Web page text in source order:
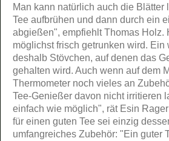
Man kann natürlich auch die
Tee aufbrühen und dann durch ein
abgießen", empfiehlt Thomas Holz.
möglichst frisch getrunken wird. Ein
deshalb Stövchen, auf denen das
gehalten wird. Auch wenn auf dem
Thermometer noch vieles an
Tee-Genießer davon nicht irritieren
einfach wie möglich", rät Esin
für einen guten Tee sei einzig
umfangreiches Zubehör: "Ein guter